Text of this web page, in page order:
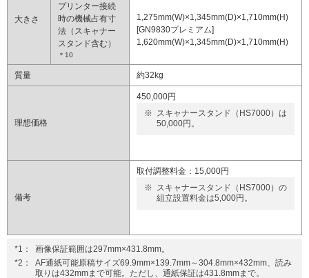
大きさ
プリンター接続
時の機械占有寸
法（スキャナー
スタンド含む）
＊10
1,275mm(W)×1,345mm(D)×1,710mm(H)
[GN9830プレミアム]
1,620mm(W)×1,345mm(D)×1,710mm(H)
質量 約32kg
理想価格
450,000円
※
スキャナースタンド（HS7000）は
50,000円。
備考
取付調整料金：15,000円
※
スキャナースタンド（HS7000）の
組立設置料金は5,000円。
*1：
画像保証範囲は297mm×431.8mm。
*2：
AF通紙可能原稿サイズ69.9mm×139.7mm～304.8mm×432mm、読み
取りは432mmまで可能。ただし、通紙保証は431.8mmまで。